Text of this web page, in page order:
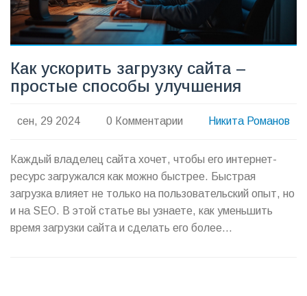
Как ускорить загрузку сайта –
простые способы улучшения
сен, 29 2024 0 Комментарии Никита Романов
Каждый владелец сайта хочет, чтобы его интернет-
ресурс загружался как можно быстрее. Быстрая
загрузка влияет не только на пользовательский опыт, но
и на SEO. В этой статье вы узнаете, как уменьшить
время загрузки сайта и сделать его более